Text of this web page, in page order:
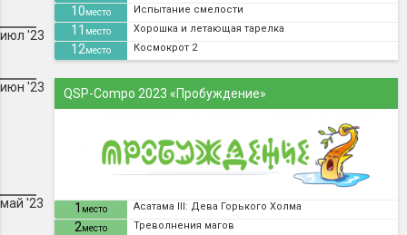
июл '23
июн '23
май '23
10место Испытание смелости
11 место Хорошка и летающая тарелка
12место Космокрот 2
QSP-Compo 2023 «Пробуждение»
1 место Асатама III: Дева Горького Холма
2место Треволнения магов